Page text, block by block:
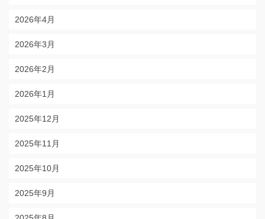
2026年4月
2026年3月
2026年2月
2026年1月
2025年12月
2025年11月
2025年10月
2025年9月